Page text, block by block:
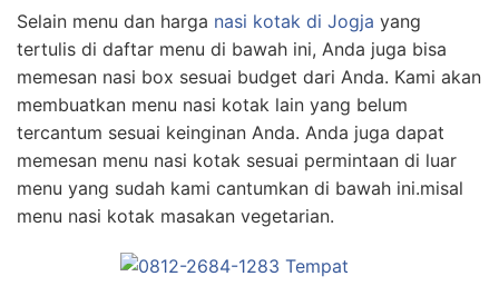
Selain menu dan harga nasi kotak di Jogja yang
tertulis di daftar menu di bawah ini, Anda juga bisa
memesan nasi box sesuai budget dari Anda. Kami akan
membuatkan menu nasi kotak lain yang belum
tercantum sesuai keinginan Anda. Anda juga dapat
memesan menu nasi kotak sesuai permintaan di luar
menu yang sudah kami cantumkan di bawah ini.misal
menu nasi kotak masakan vegetarian.